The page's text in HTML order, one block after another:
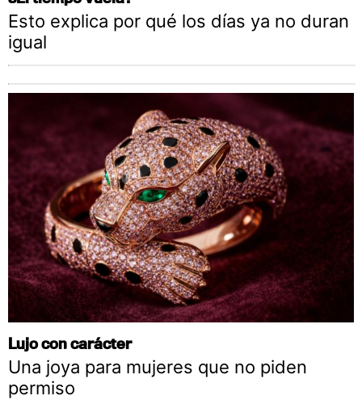
Esto explica por qué los días ya no duran
igual
Lujo con carácter
Una joya para mujeres que no piden
permiso